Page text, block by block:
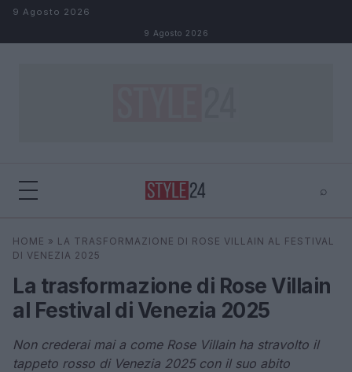
Salta al contenuto
9 Agosto 2026
9 Agosto 2026
⌕
Cerca ⌕ ×
HOME » LA TRASFORMAZIONE DI ROSE VILLAIN AL FESTIVAL
DI VENEZIA 2025
La trasformazione di Rose Villain
al Festival di Venezia 2025
Non crederai mai a come Rose Villain ha stravolto il
tappeto rosso di Venezia 2025 con il suo abito